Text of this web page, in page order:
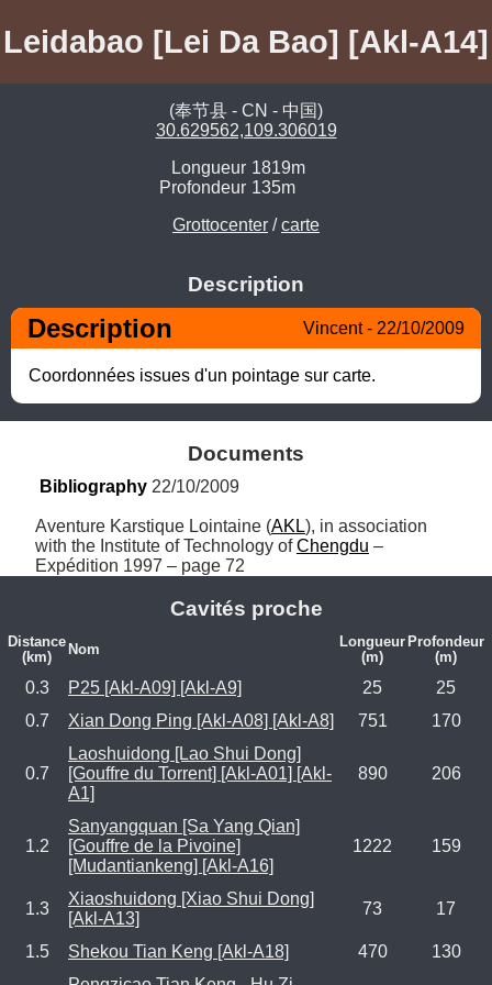
Leidabao [Lei Da Bao] [Akl-A14]
(奉节县 - CN - 中国)
30.629562,109.306019
Longueur 1819m
Profondeur 135m
Grottocenter /carte
Description
Description Vincent - 22/10/2009
Coordonnées issues d'un pointage sur carte.
Documents
Bibliography 22/10/2009
Aventure Karstique Lointaine (AKL), in association
with the Institute of Technology of Chengdu –
Expédition 1997 – page 72
Cavités proche
Distance
(km)
Nom
Longueur
(m)
Profondeur
(m)
0.3 P25 [Akl-A09] [Akl-A9] 25
25
0.7
Xian Dong Ping [Akl-A08] [Akl-A8] 751 170
0.7
Laoshuidong [Lao Shui Dong]
[Gouffre du Torrent] [Akl-A01] [Akl-
A1]
890 206
1.2
Sanyangquan [Sa Yang Qian]
[Gouffre de la Pivoine]
[Mudantiankeng] [Akl-A16]
1222 159
1.3
Xiaoshuidong [Xiao Shui Dong]
[Akl-A13]
73 17
1.5 Shekou Tian Keng [Akl-A18] 470 130